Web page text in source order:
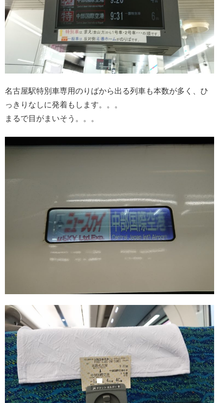
名古屋駅特別車専用のりばから出る列車も本数が多く、ひ
っきりなしに発着もします。。。
まるで目がまいそう。。。